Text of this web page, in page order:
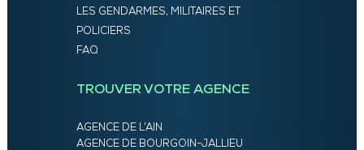
LES GENDARMES, MILITAIRES ET
POLICIERS
FAQ
TROUVER VOTRE AGENCE
AGENCE DE L’AIN
AGENCE DE BOURGOIN-JALLIEU